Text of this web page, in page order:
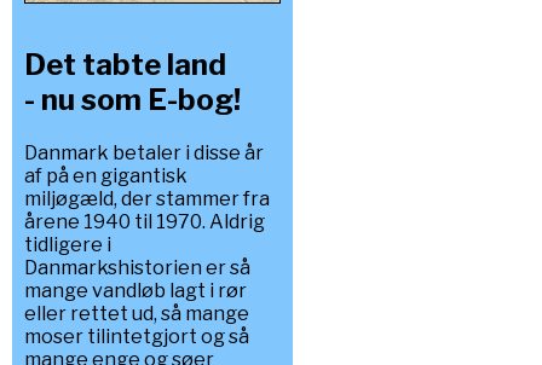
Det tabte land
- nu som E-bog!
Danmark betaler i disse år
af på en gigantisk
miljøgæld, der stammer fra
årene 1940 til 1970. Aldrig
tidligere i
Danmarkshistorien er så
mange vandløb lagt i rør
eller rettet ud, så mange
moser tilintetgjort og så
mange enge og søer